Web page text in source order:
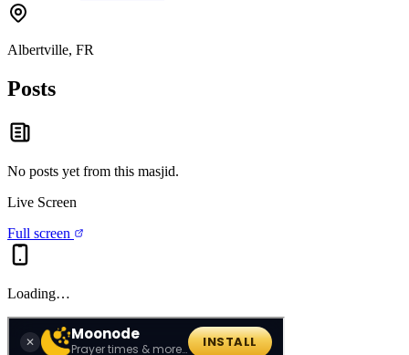
Albertville, FR
Posts
No posts yet from this masjid.
Live Screen
Full screen
Loading…